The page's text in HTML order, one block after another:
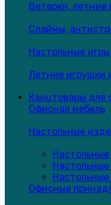
Ветерки, летние
Слаймы,
Настольные игры
Летние игрушки
Канцтовары для
Офисная мебель
Настольные
Офисные